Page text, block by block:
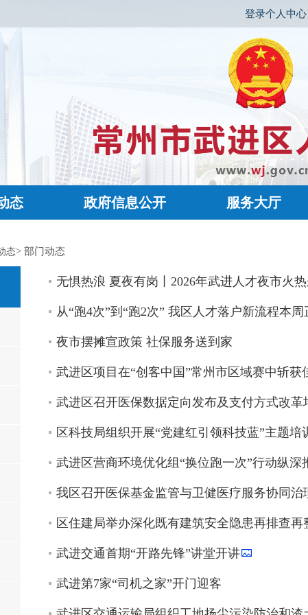
登录个人中心
态 政府信息公开 服务大厅
态> 部门动态
无惧热浪 夏夜有岗丨2026年武进人才夜市火
从“跑4次”到“跑2次” 我区人才落户新流程本
夜市摆摊宣政策 社保服务送到家
武进区项目在“创客中国”常州市区域赛中斩获
武进区召开医保数据定向发布及支付方式改革
区科技局组织开展“党建红引领科技蓝”主题培
武进区营商环境优化组“换位跑一次”行动纵深
我区召开医保基金监管与卫健医疗服务协同治
区住建局举办深化既有建筑安全隐患再排查
武进交通首期“开路先锋”讲堂开讲
武进第7家“司机之家”开门迎客